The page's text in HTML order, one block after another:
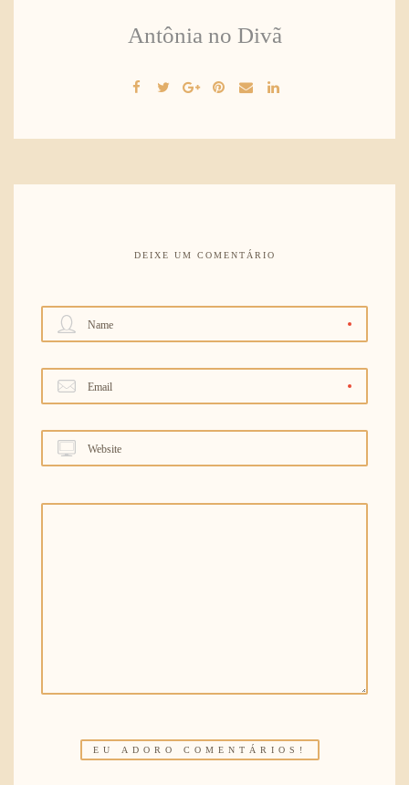
Antônia no Divã
DEIXE UM COMENTÁRIO
Name
Email
Website